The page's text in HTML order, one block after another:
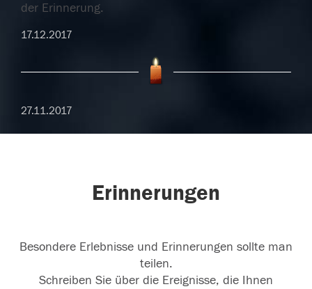
der Erinnerung.
17.12.2017
27.11.2017
Erinnerungen
Besondere Erlebnisse und Erinnerungen sollte man
teilen.
Schreiben Sie über die Ereignisse, die Ihnen